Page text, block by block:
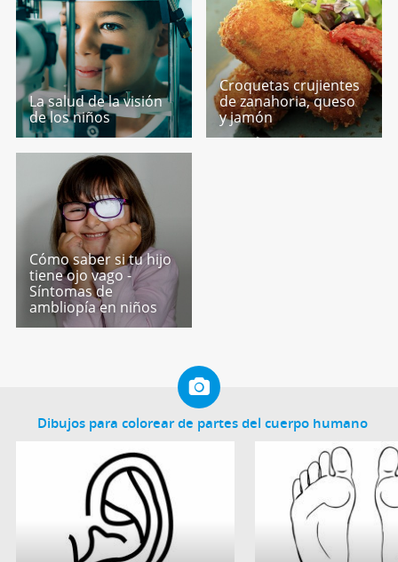
La salud de la visión
de los niños
Croquetas crujientes
de zanahoria, queso
y jamón
Cómo saber si tu hijo
tiene ojo vago -
Síntomas de
ambliopía en niños
Dibujos para colorear de partes del cuerpo humano